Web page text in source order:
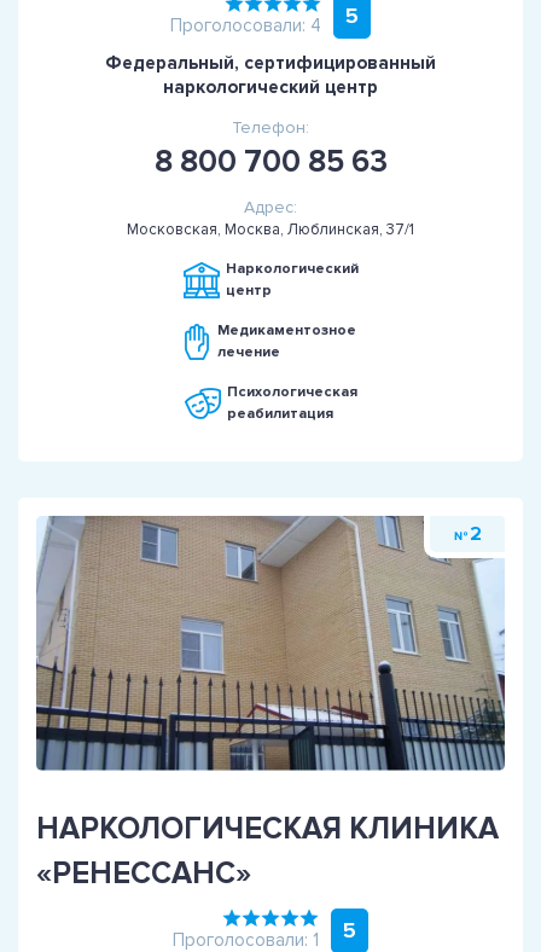
Проголосовали: 4 5
Федеральный, сертифицированный
наркологический центр
Телефон:
8 800 700 85 63
Адрес:
Московская, Москва, Люблинская, 37/1
Наркологический
центр
Медикаментозное
лечение
Психологическая
реабилитация
№ 2
НАРКОЛОГИЧЕСКАЯ КЛИНИКА
«РЕНЕССАНС»
Проголосовали: 1 5